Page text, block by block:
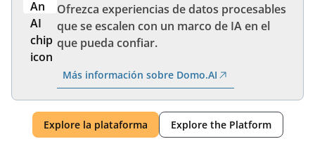
Ofrezca experiencias de datos procesables
que se escalen con un marco de IA en el
que pueda confiar.
Más información sobre Domo.AI
Explore la plataforma Explore the Platform